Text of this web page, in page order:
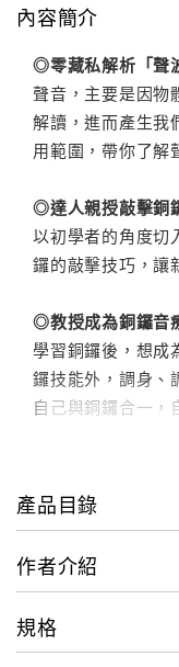
內容簡介
◎零藏私解析「聲
聲音，主要是因物
解讀，進而產生我
用範圍，帶你了解
◎達人親授敲擊銅
以初學者的角度切
鑼的敲擊技巧，讓
◎教授成為銅鑼音
學習銅鑼後，想成
鑼技能外，調身、
自己與銅鑼合一，
聲音療癒是一種透
定的聲頻振動，來
改善和肌肉的放鬆
的過程，並藉此調
產品目錄
作者介紹
規格